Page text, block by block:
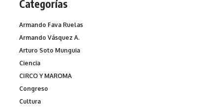
Categorías
Armando Fava Ruelas
Armando Vásquez A.
Arturo Soto Munguia
Ciencia
CIRCO Y MAROMA
Congreso
Cultura